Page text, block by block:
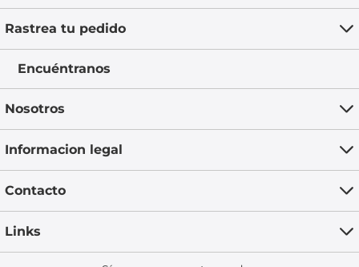
Rastrea tu pedido
Encuéntranos
Nosotros
Informacion legal
Contacto
Links